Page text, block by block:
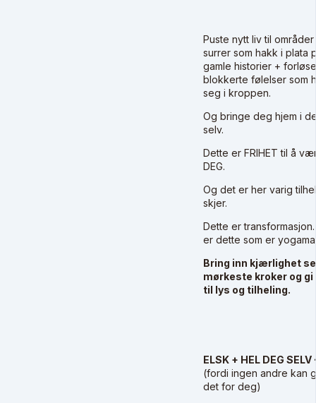
Puste nytt liv til områder
surrer som hakk i plata
gamle historier + forløse
blokkerte følelser som
seg i kroppen.
Og bringe deg hjem i
selv.
Dette er FRIHET til å
DEG.
Og det er her varig
skjer.
Dette er
er dette som er
Bring inn kjærlighet
mørkeste kroker og
til lys og tilheling.
ELSK + HEL DEG
(fordi ingen andre kan
det for deg)